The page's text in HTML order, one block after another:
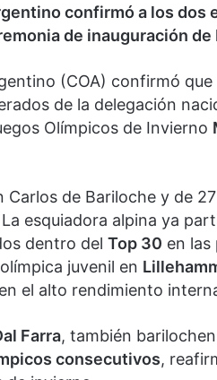
confirmó a los dos
de inauguración
(COA) confirmó que
de la delegación
Olímpicos de Invierno
Carlos de Bariloche y de
La esquiadora alpina ya
dentro del Top 30 en las
juvenil en
el alto rendimiento
Farra, también
consecutivos,